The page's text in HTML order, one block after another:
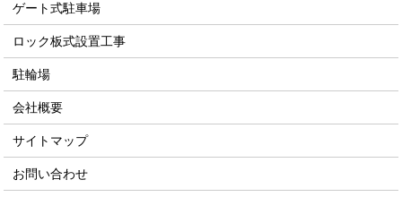
ゲート式駐車場
ロック板式設置工事
駐輪場
会社概要
サイトマップ
お問い合わせ